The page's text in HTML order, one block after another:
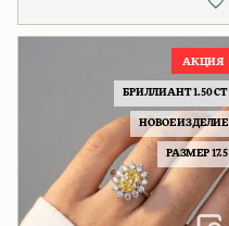
БРИЛЛИАНТ 1.50 CT
НОВОЕ ИЗДЕЛИЕ
РАЗМЕР 17.5